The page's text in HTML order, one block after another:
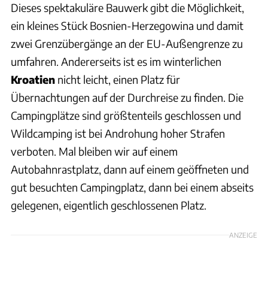
Dieses spektakuläre Bauwerk gibt die Möglichkeit,
ein kleines Stück Bosnien-Herzegowina und damit
zwei Grenzübergänge an der EU-Außengrenze zu
umfahren. Andererseits ist es im winterlichen
Kroatien nicht leicht, einen Platz für
Übernachtungen auf der Durchreise zu finden. Die
Campingplätze sind größtenteils geschlossen und
Wildcamping ist bei Androhung hoher Strafen
verboten. Mal bleiben wir auf einem
Autobahnrastplatz, dann auf einem geöffneten und
gut besuchten Campingplatz, dann bei einem abseits
gelegenen, eigentlich geschlossenen Platz.
ANZEIGE